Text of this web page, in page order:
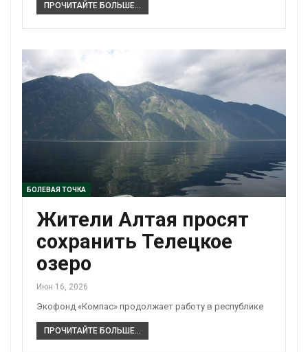
ПРОЧИТАЙТЕ БОЛЬШЕ...
БОЛЕВАЯ ТОЧКА
Жители Алтая просят
сохранить Телецкое
озеро
Июн 16, 2026
Экофонд «Компас» продолжает работу в республике
ПРОЧИТАЙТЕ БОЛЬШЕ...